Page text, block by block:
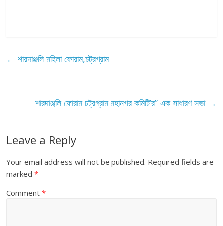
← শারদাঞ্জলি মহিলা ফোরাম,চট্রগ্রাম
শারদাঞ্জলি ফোরাম চট্রগ্রাম মহানগর কমিটি’র” এক সাধারণ সভা →
Leave a Reply
Your email address will not be published. Required fields are
marked*
Comment*